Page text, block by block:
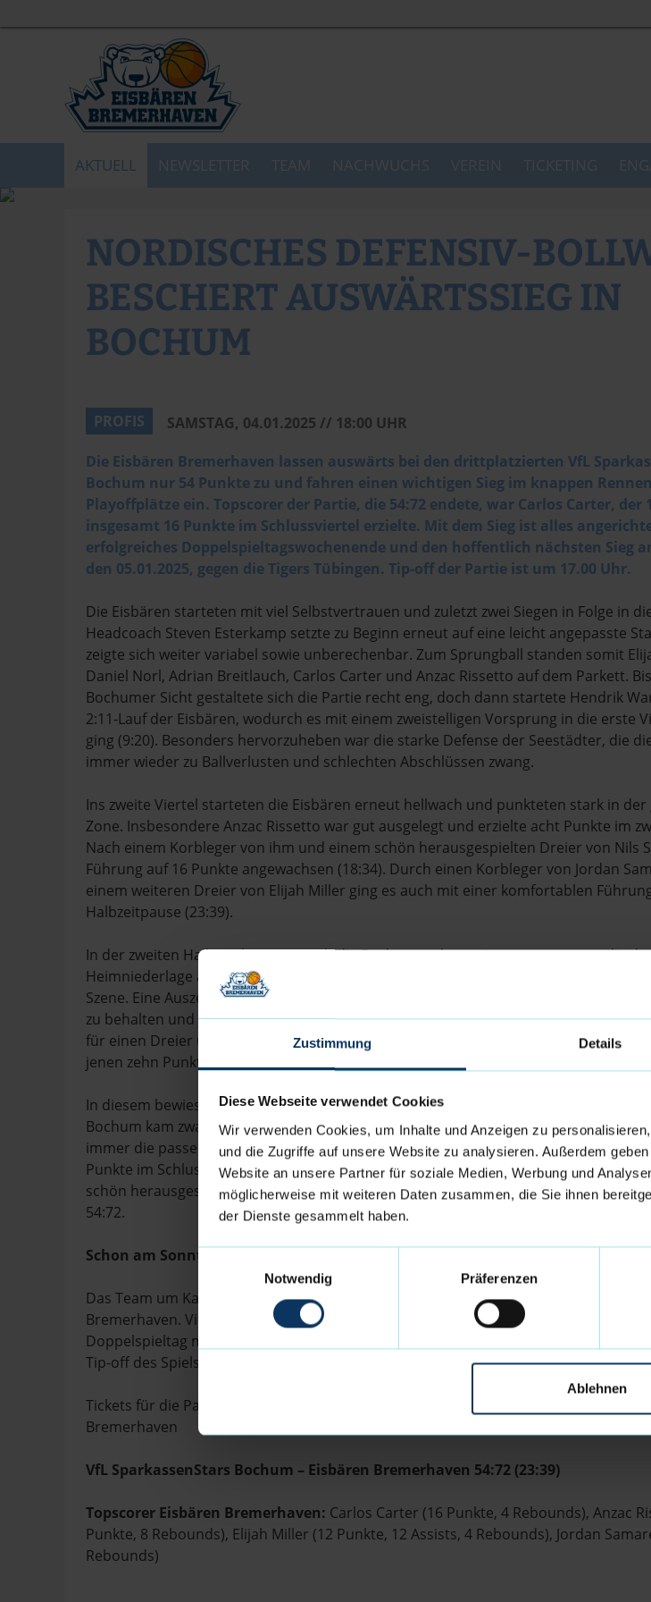
Zustimmung Details
Diese Webseite verwendet Cookies
Wir verwenden Cookies, um Inhalte und Anzeigen zu
und die Zugriffe auf unsere Website zu analysieren. Außerdem
Website an unsere Partner für soziale Medien, Werbung und
möglicherweise mit weiteren Daten zusammen, die Sie ihnen
der Dienste gesammelt haben.
Einwilligungsauswahl
Notwendig
Präferenzen
Ablehnen
AKTUELL
NORDISCHES DEFENSIV-
BESCHERT AUSWÄRTSSIEG IN
BOCHUM
PROFIS
SAMSTAG, 04.01.2025 // 18:00 UHR
Die Eisbären Bremerhaven lassen auswärts bei den drittplatzierten VfL
Bochum nur 54 Punkte zu und fahren einen wichtigen Sieg im knappen
Playoffplätze ein. Topscorer der Partie, die 54:72 endete, war Carlos Carter, der
insgesamt 16 Punkte im Schlussviertel erzielte. Mit dem Sieg ist alles
erfolgreiches Doppelspieltagswochenende und den hoffentlich nächsten Sieg
den 05.01.2025, gegen die Tigers Tübingen. Tip-off der Partie ist um 17.00 Uhr.
Die Eisbären starteten mit viel Selbstvertrauen und zuletzt zwei Siegen in Folge in
Headcoach Steven Esterkamp setzte zu Beginn erneut auf eine leicht angepasste
zeigte sich weiter variabel sowie unberechenbar. Zum Sprungball standen somit
Daniel Norl, Adrian Breitlauch, Carlos Carter und Anzac Rissetto auf dem Parkett.
Bochumer Sicht gestaltete sich die Partie recht eng, doch dann startete Hendrik
2:11-Lauf der Eisbären, wodurch es mit einem zweistelligen Vorsprung in die erste
ging (9:20). Besonders hervorzuheben war die starke Defense der Seestädter, die
immer wieder zu Ballverlusten und schlechten Abschlüssen zwang.
Ins zweite Viertel starteten die Eisbären erneut hellwach und punkteten stark in der
Zone. Insbesondere Anzac Rissetto war gut ausgelegt und erzielte acht Punkte im
Nach einem Korbleger von ihm und einem schön herausgespielten Dreier von Nils
Führung auf 16 Punkte angewachsen (18:34). Durch einen Korbleger von Jordan
einem weiteren Dreier von Elijah Miller ging es auch mit einer komfortablen
Halbzeitpause (23:39).
In der zweiten Halbzeit bäumten sich die Bochumer dann wie erwartet gegen die
Heimniederlage auf. Niklas Geske kam deutlich besser ins Spiel und setzte seine
Szene. Eine Auszeit von Steven Esterkamp folgte und die Eisbären setzten alles
zu behalten und wieder auszubauen. Elijah Miller, der insgesamt 12 Assists verteilte,
für einen Dreier und die Führung war wieder zweistellig (34:45). Ins letzte Viertel
jenen zehn Punkten Vorsprung gehen.
In diesem bewiesen die Eisbären immer wieder ihre Resilienz und ließen wenig
Bochum kam zwar immer wieder von ihren Heimfans getragen heran, doch die
immer die passende Antwort. Oft hieß diese am Freitagabend Carlos Carter, der 13
Punkte im Schlussviertel erzielte und so den wichtigen Auswärtssieg sicherte.
schön herausgespielte Corner Dreier und zwei krachende Fastbreak-Dunks. Die
54:72.
Schon am Sonntag: Doppelspieltag mit Fishtown Pinguins
Das Team um Kapitän Adrian Breitlauch freut sich bereits auf das nächste
Bremerhaven. Viel Zeit zum Erholen gibt es nicht. Bereits am Sonntag, den
Doppelspieltag mit den Fischtown Pinguins an und die Eisbären treffen auf die
Tip-off des Spiels am 17. Spieltag der BARMER 2. Basketball Bundesliga ist um 17.00
Tickets für die Partie gibt es weiter unter
Bremerhaven
VfL SparkassenStars Bochum – Eisbären Bremerhaven 54:72 (23:39)
Topscorer Eisbären Bremerhaven: Carlos Carter (16 Punkte, 4 Rebounds), Anzac
Punkte, 8 Rebounds), Elijah Miller (12 Punkte, 12 Assists, 4 Rebounds), Jordan
Rebounds)